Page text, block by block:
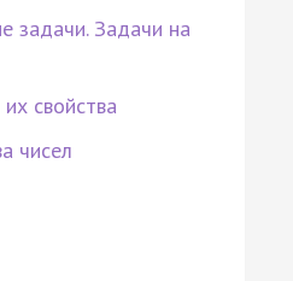
задачи. Задачи на
свойства
чисел